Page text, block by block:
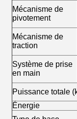
Mécanisme de
pivotement
Mécanisme de
traction
Système de prise
en main
Puissance totale
Énergie